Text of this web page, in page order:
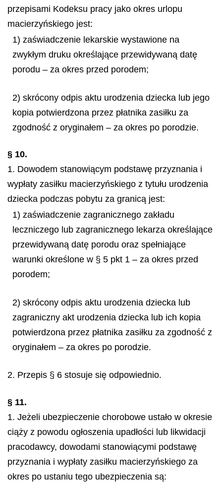
przepisami Kodeksu pracy jako okres urlopu
macierzyńskiego jest:
1) zaświadczenie lekarskie wystawione na
zwykłym druku określające przewidywaną datę
porodu – za okres przed porodem;
2) skrócony odpis aktu urodzenia dziecka lub jego
kopia potwierdzona przez płatnika zasiłku za
zgodność z oryginałem – za okres po porodzie.
§ 10.
1. Dowodem stanowiącym podstawę przyznania i
wypłaty zasiłku macierzyńskiego z tytułu urodzenia
dziecka podczas pobytu za granicą jest:
1) zaświadczenie zagranicznego zakładu
leczniczego lub zagranicznego lekarza określające
przewidywaną datę porodu oraz spełniające
warunki określone w § 5 pkt 1 – za okres przed
porodem;
2) skrócony odpis aktu urodzenia dziecka lub
zagraniczny akt urodzenia dziecka lub ich kopia
potwierdzona przez płatnika zasiłku za zgodność z
oryginałem – za okres po porodzie.
2. Przepis § 6 stosuje się odpowiednio.
§ 11.
1. Jeżeli ubezpieczenie chorobowe ustało w okresie
ciąży z powodu ogłoszenia upadłości lub likwidacji
pracodawcy, dowodami stanowiącymi podstawę
przyznania i wypłaty zasiłku macierzyńskiego za
okres po ustaniu tego ubezpieczenia są: